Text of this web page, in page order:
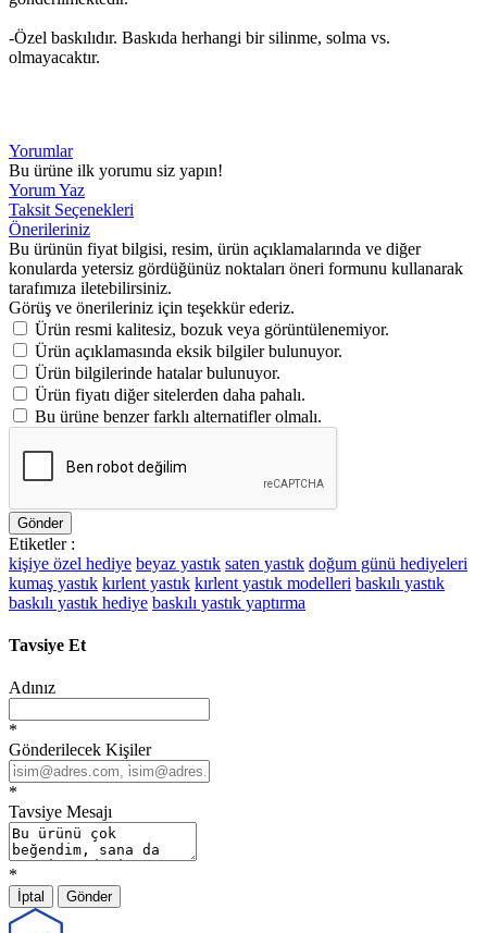
-Özel baskılıdır. Baskıda herhangi bir silinme, solma vs.
olmayacaktır.
Yorumlar
Bu ürüne ilk yorumu siz yapın!
Yorum Yaz
Taksit Seçenekleri
Önerileriniz
Bu ürünün fiyat bilgisi, resim, ürün açıklamalarında ve diğer
konularda yetersiz gördüğünüz noktaları öneri formunu kullanarak
tarafımıza iletebilirsiniz.
Görüş ve önerileriniz için teşekkür ederiz.
Ürün resmi kalitesiz, bozuk veya görüntülenemiyor.
Ürün açıklamasında eksik bilgiler bulunuyor.
Ürün bilgilerinde hatalar bulunuyor.
Ürün fiyatı diğer sitelerden daha pahalı.
Bu ürüne benzer farklı alternatifler olmalı.
Gönder
Etiketler :
kişiye özel hediye beyaz yastık saten yastık doğum günü hediyeleri
kumaş yastık kırlent yastık kırlent yastık modelleri baskılı yastık
baskılı yastık hediye baskılı yastık yaptırma
Tavsiye Et
Adınız
*
Gönderilecek Kişiler
*
Tavsiye Mesajı
*
İptal Gönder